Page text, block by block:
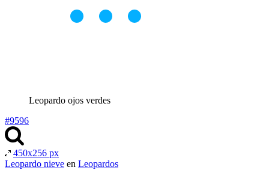
Leopardo ojos verdes
#9596
450x256 px
Leopardo nieve en Leopardos